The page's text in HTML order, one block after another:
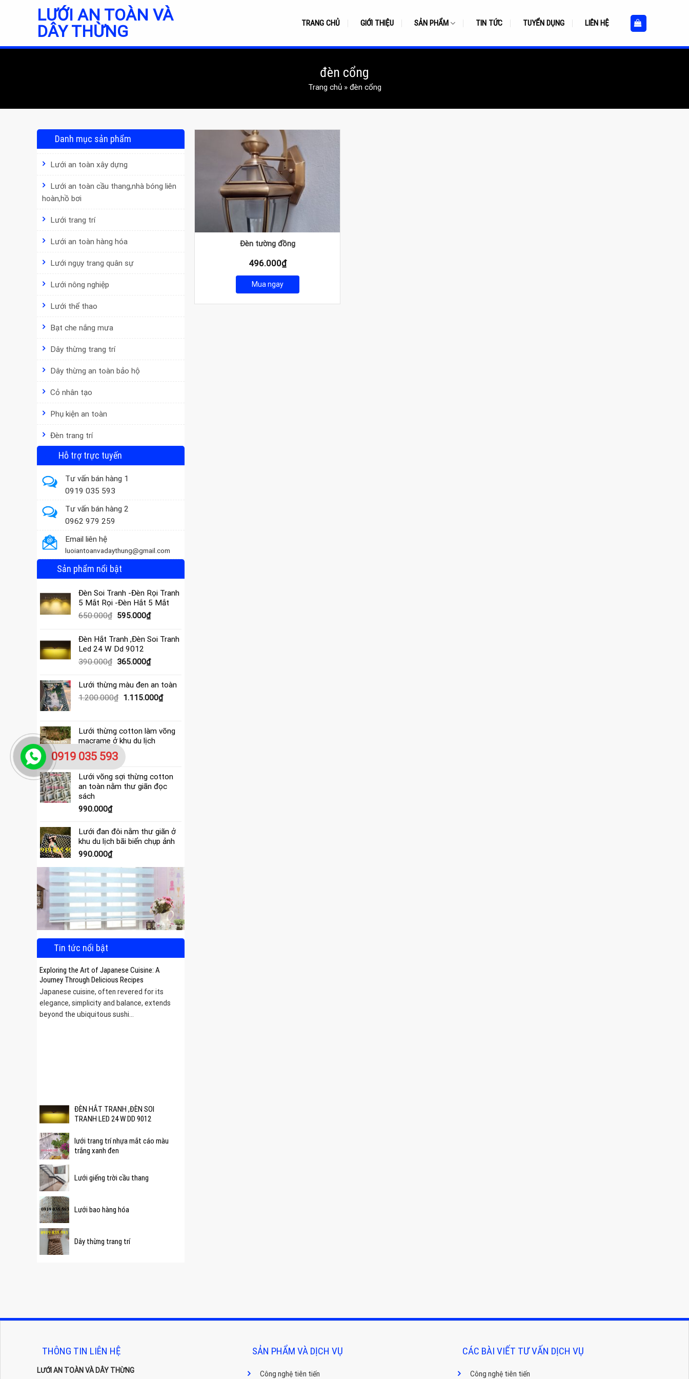
LƯỚI AN TOÀN VÀ
DÂY THỪNG
TRANG CHỦ GIỚI THIỆU SẢN PHẨM TIN TỨC TUYỂN DỤNG LIÊN HỆ
đèn cổng
Trang chủ» đèn cổng
Danh mục sản phẩm
Lưới an toàn xây dựng
Lưới an toàn cầu thang,nhà bóng liên
hoàn,hồ bơi
Lưới trang trí
Lưới an toàn hàng hóa
Lưới ngụy trang quân sự
Lưới nông nghiệp
Lưới thể thao
Bạt che nắng mưa
Dây thừng trang trí
Dây thừng an toàn bảo hộ
Cỏ nhân tạo
Phụ kiện an toàn
Đèn trang trí
Hỗ trợ trực tuyến
Tư vấn bán hàng 1
0919 035 593
Tư vấn bán hàng 2
0962 979 259
Email liên hệ
luoiantoanvadaythung@gmail.com
Sản phẩm nổi bật
Đèn Soi Tranh -Đèn Rọi Tranh
5 Mắt Rọi -Đèn Hắt 5 Mắt
650.000₫ Giá
là:
650.000₫.
595.000₫Giá
tại
595.000₫.
Đèn Hắt Tranh ,Đèn Soi Tranh
Led 24 W Dd 9012
390.000₫ Giá
là:
390.000₫.
365.000₫Giá
tại
là:
365.000₫.
Lưới thừng màu đen an toàn
1.200.000₫ Giá
1.200.000₫.
1.115.000₫Giá
là:
Lưới thừng cotton làm võng
macrame ở khu du lịch
4.000.000₫
Lưới võng sợi thừng cotton
an toàn nằm thư giãn đọc
sách
990.000₫
Lưới đan đôi nằm thư giãn ở
khu du lịch bãi biển chụp ảnh
990.000₫
Tin tức nổi bật
Exploring the Art of Japanese Cuisine: A
Journey Through Delicious Recipes
Japanese cuisine, often revered for its
elegance, simplicity and balance, extends
beyond the ubiquitous sushi...
ĐÈN HẮT TRANH ,ĐÈN SOI
TRANH LED 24 W DD 9012
lưới trang trí nhựa mắt cáo màu
trắng xanh đen
Lưới giếng trời cầu thang
Lưới bao hàng hóa
Dây thừng trang trí
Đèn tường đồng
496.000₫
Mua ngay
THÔNG TIN LIÊN HỆ
LƯỚI AN TOÀN VÀ DÂY THỪNG
SẢN PHẨM VÀ DỊCH VỤ
Công nghệ tiên tiến
CÁC BÀI VIẾT TƯ VẤN DỊCH VỤ
Công nghệ tiên tiến
0919 035 593